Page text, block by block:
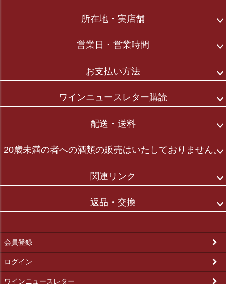
所在地・実店舗
営業日・営業時間
お支払い方法
ワインニュースレター購読
配送・送料
20歳未満の者への酒類の販売はいたしておりません。
関連リンク
返品・交換
会員登録
ログイン
ワインニュースレター